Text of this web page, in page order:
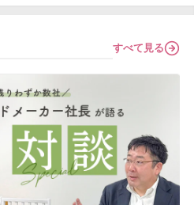
すべて見る